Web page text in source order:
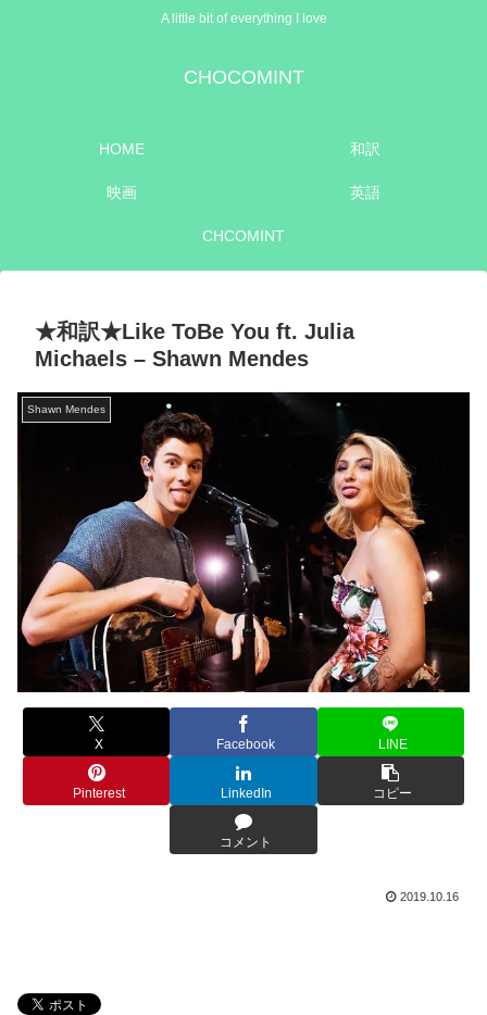
A little bit of everything I love
CHOCOMINT
HOME 和訳
映画 英語
CHCOMINT
★和訳★Like ToBe You ft. Julia
Michaels – Shawn Mendes
Shawn Mendes
X Facebook LINE
Pinterest LinkedIn コピー
コメント
2019.10.16